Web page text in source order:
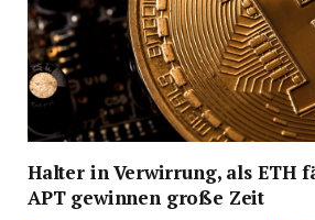
Halter in Verwirrung, als ETH
APT gewinnen große Zeit